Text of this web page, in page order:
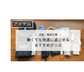
アイテム